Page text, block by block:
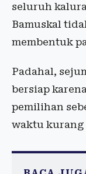
seluruh
Bamuskal
membentuk
Padahal,
bersiap
pemilihan
waktu kurang